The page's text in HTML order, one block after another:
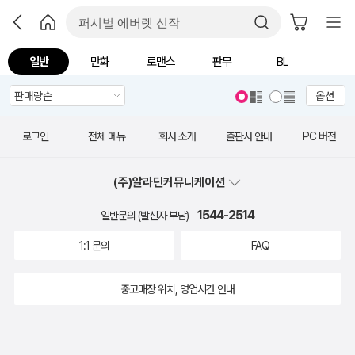
일반 만화 로맨스 판무 BL
옵션
로그인 전체 메뉴 회사 소개 출판사 안내 PC 버전
(주)알라딘커뮤니케이션
일반문의 (발신자 부담) 1544-2514
1:1 문의 FAQ
중고매장 위치, 영업시간 안내